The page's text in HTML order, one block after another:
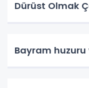
Dürüst Olmak
Bayram